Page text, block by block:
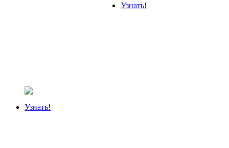
Узнать!
Узнать!